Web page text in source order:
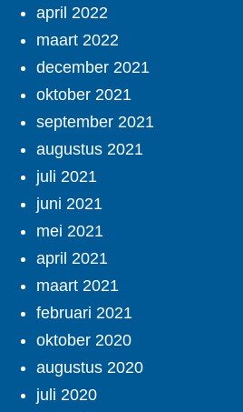
april 2022
maart 2022
december 2021
oktober 2021
september 2021
augustus 2021
juli 2021
juni 2021
mei 2021
april 2021
maart 2021
februari 2021
oktober 2020
augustus 2020
juli 2020